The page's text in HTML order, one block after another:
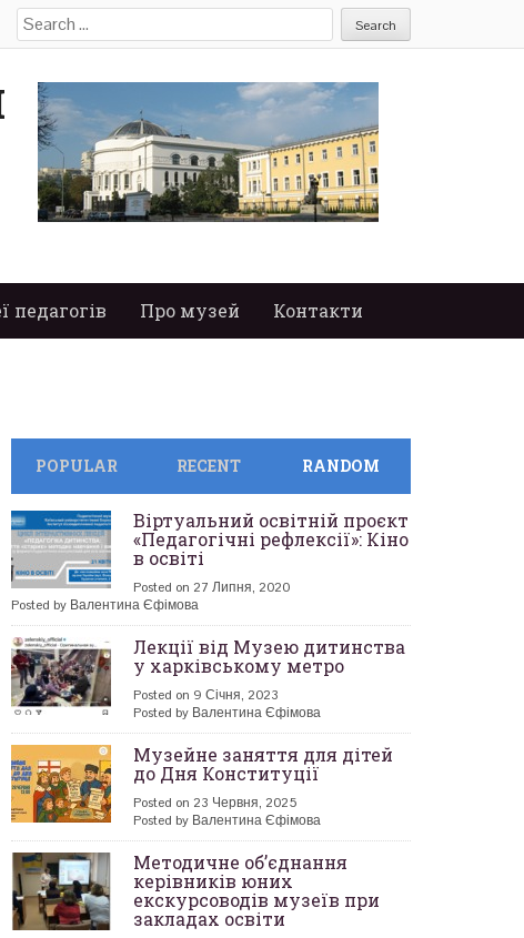
Search
for:
педагогів Про музей Контакти
POPULAR RECENT RANDOM
Віртуальний освітній проєкт
«Педагогічні рефлексії»: Кіно
в освіті
Posted on 27 Липня, 2020
Posted by Валентина Єфімова
Лекції від Музею дитинства
у харківському метро
Posted on 9 Січня, 2023
Posted by Валентина Єфімова
Музейне заняття для дітей
до Дня Конституції
Posted on 23 Червня, 2025
Posted by Валентина Єфімова
Методичне об’єднання
керівників юних
екскурсоводів музеїв при
закладах освіти